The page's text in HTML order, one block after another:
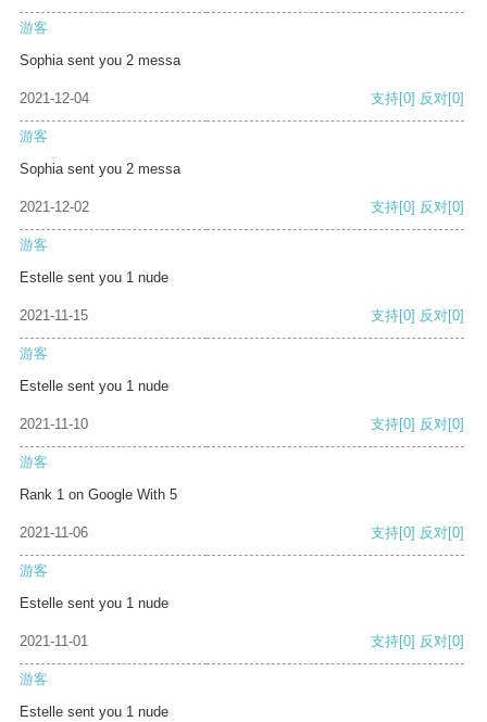
游客
Sophia sent you 2 messa
2021-12-04 支持[0] 反对[0]
游客
Sophia sent you 2 messa
2021-12-02 支持[0] 反对[0]
游客
Estelle sent you 1 nude
2021-11-15 支持[0] 反对[0]
游客
Estelle sent you 1 nude
2021-11-10 支持[0] 反对[0]
游客
Rank 1 on Google With 5
2021-11-06 支持[0] 反对[0]
游客
Estelle sent you 1 nude
2021-11-01 支持[0] 反对[0]
游客
Estelle sent you 1 nude